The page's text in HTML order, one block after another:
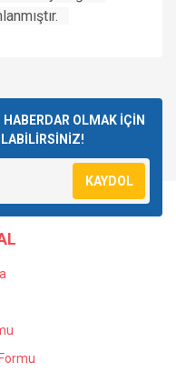
OLMAK İÇİN
KAYDOL